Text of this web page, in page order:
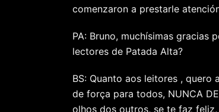
comenzaron a prestarle
PA: Bruno, muchísimas gracias
lectores de Patada Alta?
BS: Quanto aos leitores ,
de força para todos, NUNCA
olhos dos outros, se te faz feliz,